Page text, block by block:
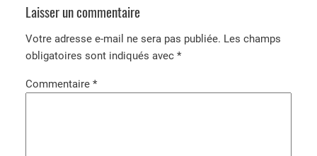
Laisser un commentaire
Votre adresse e-mail ne sera pas publiée. Les champs
obligatoires sont indiqués avec *
Commentaire *